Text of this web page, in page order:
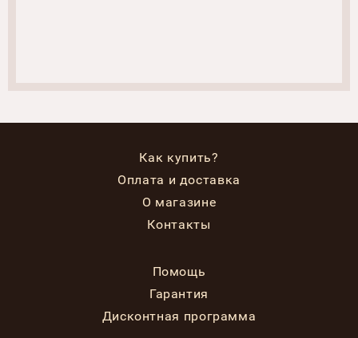
Как купить?
Оплата и доставка
О магазине
Контакты
Помощь
Гарантия
Дисконтная программа